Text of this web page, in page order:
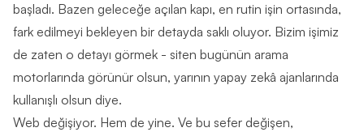
başladı. Bazen geleceğe açılan kapı, en rutin işin ortasında,
fark edilmeyi bekleyen bir detayda saklı oluyor. Bizim işimiz
de zaten o detayı görmek - siten bugünün arama
motorlarında görünür olsun, yarının yapay zekâ ajanlarında
kullanışlı olsun diye.
Web değişiyor. Hem de yine. Ve bu sefer değişen,